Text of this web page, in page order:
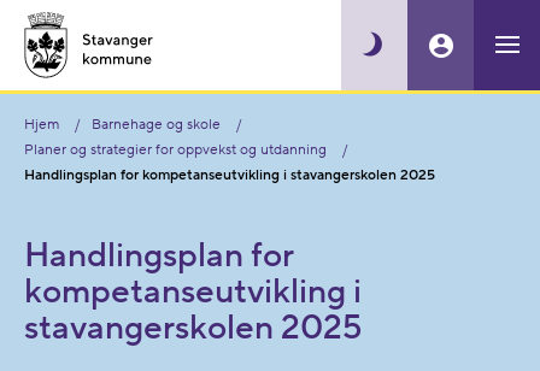
Hjem
Barnehage og skole
Planer og strategier for oppvekst og utdanning
Handlingsplan for kompetanseutvikling i stavangerskolen 2025
Handlingsplan for
kompetanseutvikling i
stavangerskolen 2025